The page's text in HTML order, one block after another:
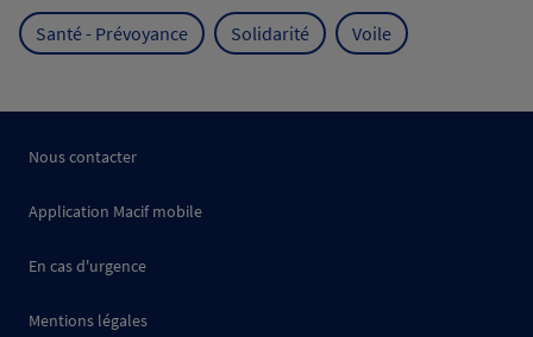
Santé - Prévoyance Solidarité Voile
Nous contacter
Application Macif mobile
En cas d'urgence
Mentions légales